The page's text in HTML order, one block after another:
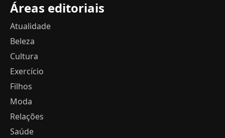
Áreas editoriais
Atualidade
Beleza
Cultura
Exercício
Filhos
Moda
Relações
Saúde